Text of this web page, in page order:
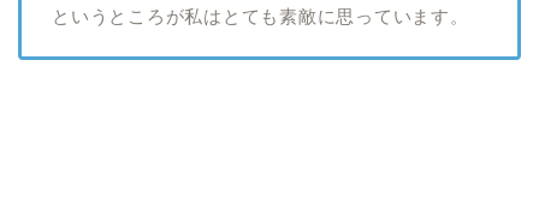
というところが私はとても素敵に思っています。